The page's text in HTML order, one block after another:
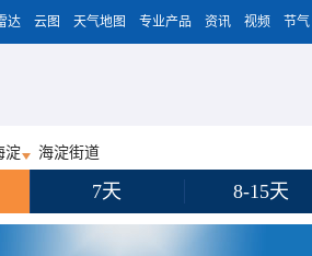
达 云图 天气地图 专业产品 资讯 视频 节气
淀 海淀街道
7天 8-15天